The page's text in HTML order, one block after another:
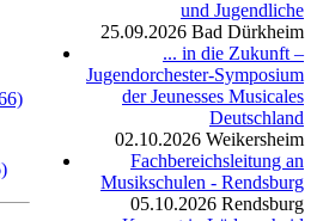
und Jugendliche
25.09.2026 Bad Dürkheim
... in die Zukunft –
Jugendorchester-Symposium
der Jeunesses Musicales
Deutschland
02.10.2026 Weikersheim
Fachbereichsleitung an
Musikschulen - Rendsburg
05.10.2026 Rendsburg